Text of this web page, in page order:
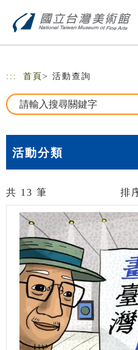
::: 首頁 > 活動查詢
活動分類
共 13 筆 排